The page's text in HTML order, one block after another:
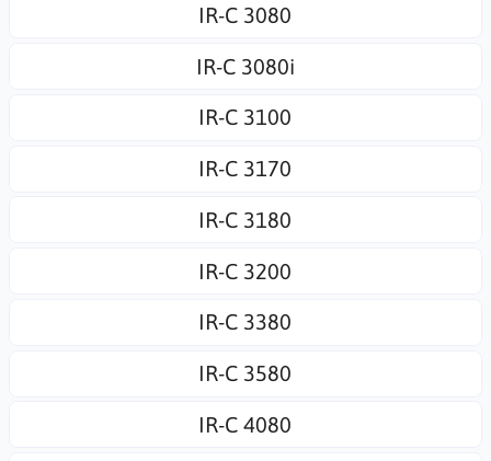
IR-C 3080
IR-C 3080i
IR-C 3100
IR-C 3170
IR-C 3180
IR-C 3200
IR-C 3380
IR-C 3580
IR-C 4080